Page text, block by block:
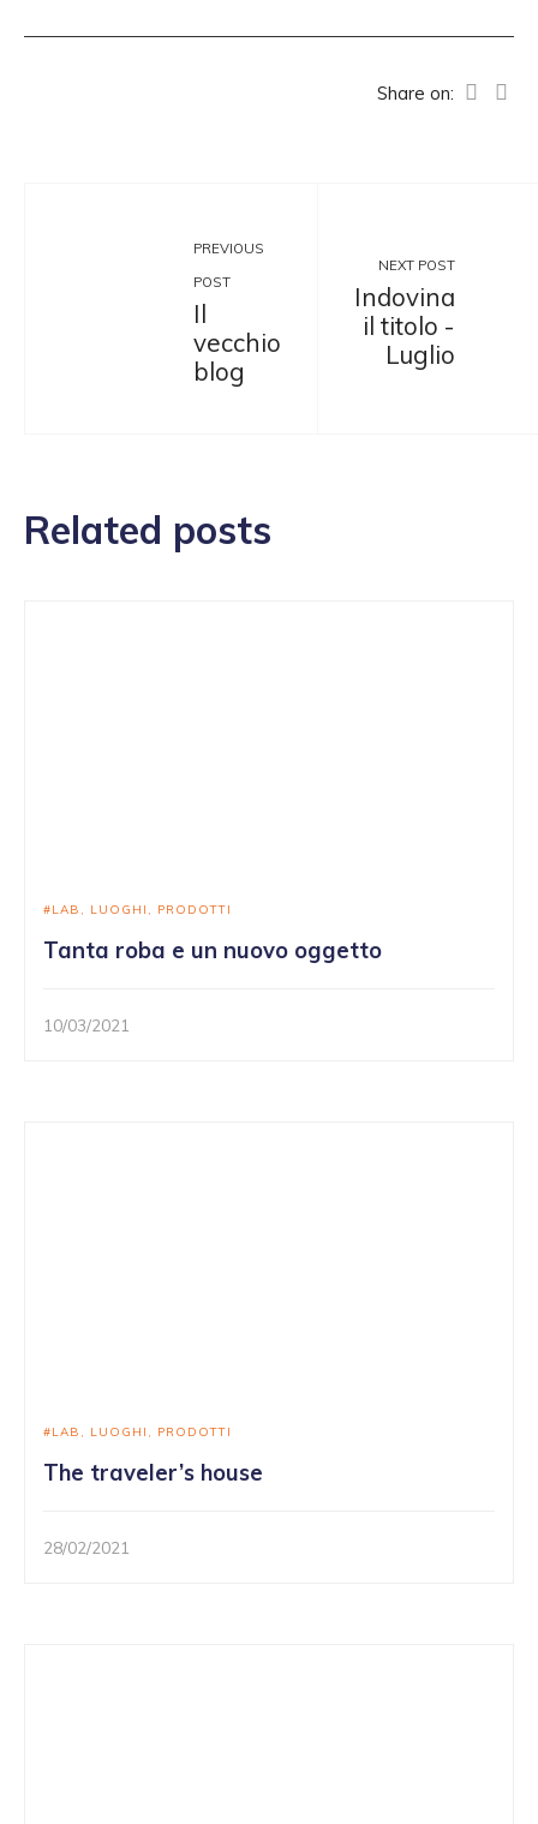
Share on:
PREVIOUS
POST
Il
vecchio
blog
NEXT POST
Indovina
il titolo -
Luglio
Related posts
LAB LUOGHI PRODOTTI
Tanta roba e un nuovo oggetto
10/03/2021
LAB LUOGHI PRODOTTI
The traveler’s house
28/02/2021